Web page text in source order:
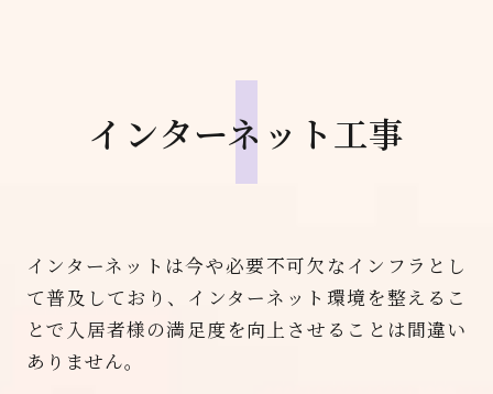
インターネット工事
インターネットは今や必要不可欠なインフラとし
て普及しており、インターネット環境を整えるこ
とで 入居者様の満足度を向上させることは間違い
ありません。